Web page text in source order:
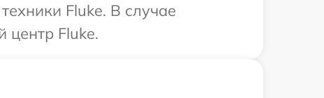
Fluke. В случае
центр Fluke.